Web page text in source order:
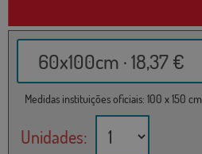
60x100cm · 18,37 €
Medidas instituições oficiais: 100 x 150 cm
Unidades: